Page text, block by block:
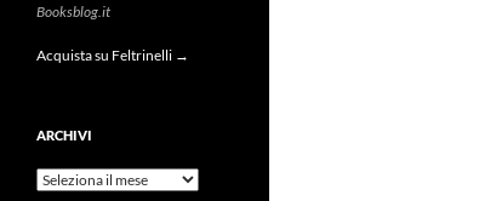
Booksblog.it
Acquista su Feltrinelli →
ARCHIVI
Archivi